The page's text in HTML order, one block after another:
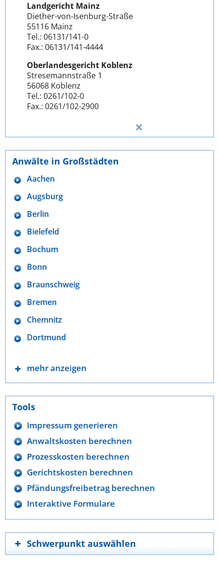
Landgericht Mainz
Diether-von-Isenburg-Straße
55116 Mainz
Tel.: 06131/141-0
Fax.: 06131/141-4444
Oberlandesgericht Koblenz
Stresemannstraße 1
56068 Koblenz
Tel.: 0261/102-0
Fax.: 0261/102-2900
Anwälte in Großstädten
Aachen
Augsburg
Berlin
Bielefeld
Bochum
Bonn
Braunschweig
Bremen
Chemnitz
Dortmund
mehr anzeigen
Tools
Impressum generieren
Anwaltskosten berechnen
Prozesskosten berechnen
Gerichtskosten berechnen
Pfändungsfreibetrag berechnen
Interaktive Formulare
Schwerpunkt auswählen